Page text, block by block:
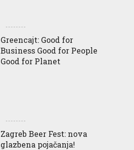
Greencajt: Good for
Business Good for People
Good for Planet
Zagreb Beer Fest: nova
glazbena pojačanja!